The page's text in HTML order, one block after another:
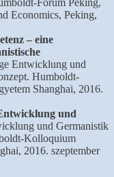
Economics, Peking,
– eine
Entwicklung und
Humboldt-
Shanghai, 2016.
und
und Germanistik
Kolloquium
2016. szeptember